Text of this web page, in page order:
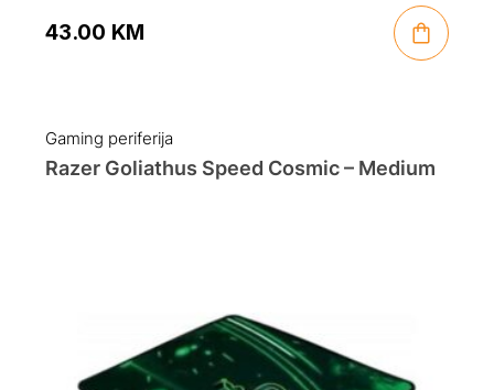
43.00 KM
Gaming periferija
Razer Goliathus Speed Cosmic – Medium